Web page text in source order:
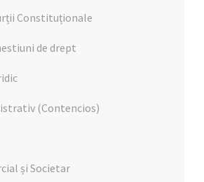
Constituționale
de drept
(Contencios)
și Societar